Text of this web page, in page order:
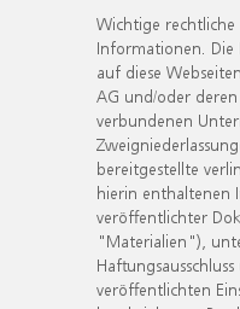
Wichtige
Informationen.
auf diese
AG und/oder deren
verbundenen
bereitgestellte
hierin enthaltenen
veröffentlichter
"Materialien"),
veröffentlichten